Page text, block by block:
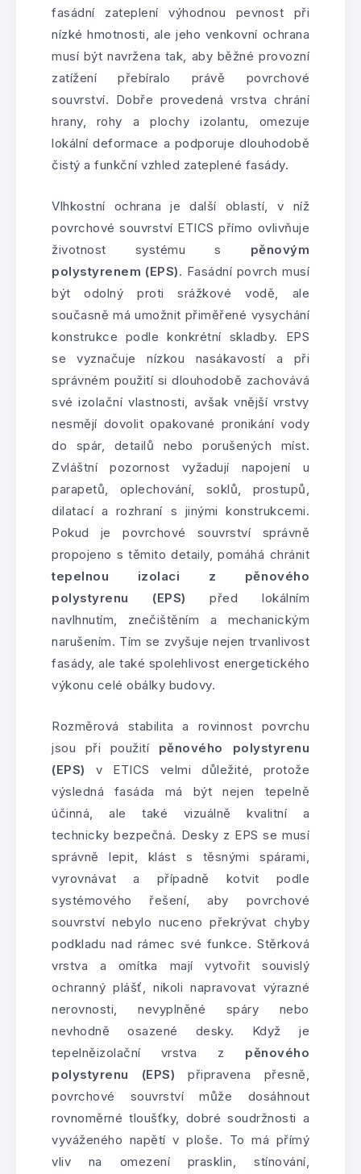
fasádní zateplení výhodnou pevnost při
nízké hmotnosti, ale jeho venkovní ochrana
musí být navržena tak, aby běžné provozní
zatížení přebíralo právě povrchové
souvrství. Dobře provedená vrstva chrání
hrany, rohy a plochy izolantu, omezuje
lokální deformace a podporuje dlouhodobě
čistý a funkční vzhled zateplené fasády.
Vlhkostní ochrana je další oblastí, v níž
povrchové souvrství ETICS přímo ovlivňuje
životnost systému s pěnovým
polystyrenem (EPS). Fasádní povrch musí
být odolný proti srážkové vodě, ale
současně má umožnit přiměřené vysychání
konstrukce podle konkrétní skladby. EPS
se vyznačuje nízkou nasákavostí a při
správném použití si dlouhodobě zachovává
své izolační vlastnosti, avšak vnější vrstvy
nesmějí dovolit opakované pronikání vody
do spár, detailů nebo porušených míst.
Zvláštní pozornost vyžadují napojení u
parapetů, oplechování, soklů, prostupů,
dilatací a rozhraní s jinými konstrukcemi.
Pokud je povrchové souvrství správně
propojeno s těmito detaily, pomáhá chránit
tepelnou izolaci z pěnového
polystyrenu (EPS) před lokálním
navlhnutím, znečištěním a mechanickým
narušením. Tím se zvyšuje nejen trvanlivost
fasády, ale také spolehlivost energetického
výkonu celé obálky budovy.
Rozměrová stabilita a rovinnost povrchu
jsou při použití pěnového polystyrenu
(EPS) v ETICS velmi důležité, protože
výsledná fasáda má být nejen tepelně
účinná, ale také vizuálně kvalitní a
technicky bezpečná. Desky z EPS se musí
správně lepit, klást s těsnými spárami,
vyrovnávat a případně kotvit podle
systémového řešení, aby povrchové
souvrství nebylo nuceno překrývat chyby
podkladu nad rámec své funkce. Stěrková
vrstva a omítka mají vytvořit souvislý
ochranný plášť, nikoli napravovat výrazné
nerovnosti, nevyplněné spáry nebo
nevhodně osazené desky. Když je
tepelněizolační vrstva z pěnového
polystyrenu (EPS) připravena přesně,
povrchové souvrství může dosáhnout
rovnoměrné tloušťky, dobré soudržnosti a
vyváženého napětí v ploše. To má přímý
vliv na omezení prasklin, stínování,